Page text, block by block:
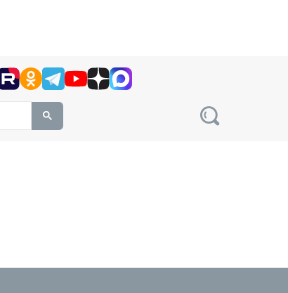
site, enter a search term